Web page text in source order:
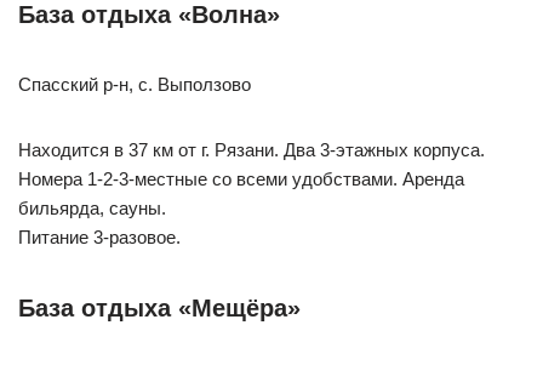
База отдыха «Волна»
Спасский р-н, с. Выползово
Находится в 37 км от г. Рязани. Два 3-этажных корпуса.
Номера 1-2-3-местные со всеми удобствами. Аренда
бильярда, сауны.
Питание 3-разовое.
База отдыха «Мещёра»